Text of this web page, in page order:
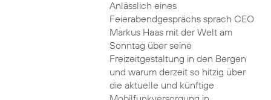
Anlässlich eines
Feierabendgesprächs sprach CEO
Markus Haas mit der Welt am
Sonntag über seine
Freizeitgestaltung in den Bergen
und warum derzeit so hitzig über
die aktuelle und künftige